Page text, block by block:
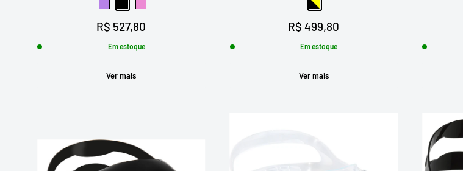
Preço
R$ 527,80
Em estoque
Ver mais
Preto-Amarelo
Preço
R$ 499,80
Em estoque
Ver mais